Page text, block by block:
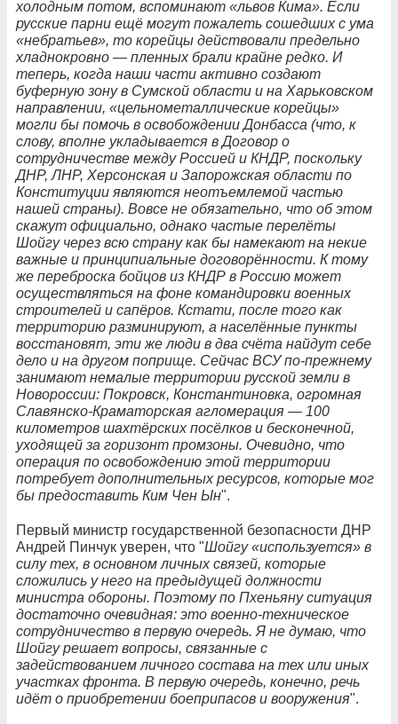
холодным потом, вспоминают «львов Кима». Если
русские парни ещё могут пожалеть сошедших с ума
«небратьев», то корейцы действовали предельно
хладнокровно — пленных брали крайне редко. И
теперь, когда наши части активно создают
буферную зону в Сумской области и на Харьковском
направлении, «цельнометаллические корейцы»
могли бы помочь в освобождении Донбасса (что, к
слову, вполне укладывается в Договор о
сотрудничестве между Россией и КНДР, поскольку
ДНР, ЛНР, Херсонская и Запорожская области по
Конституции являются неотъемлемой частью
нашей страны). Вовсе не обязательно, что об этом
скажут официально, однако частые перелёты
Шойгу через всю страну как бы намекают на некие
важные и принципиальные договорённости. К тому
же переброска бойцов из КНДР в Россию может
осуществляться на фоне командировки военных
строителей и сапёров. Кстати, после того как
территорию разминируют, а населённые пункты
восстановят, эти же люди в два счёта найдут себе
дело и на другом поприще. Сейчас ВСУ по-прежнему
занимают немалые территории русской земли в
Новороссии: Покровск, Константиновка, огромная
Славянско-Краматорская агломерация — 100
километров шахтёрских посёлков и бесконечной,
уходящей за горизонт промзоны. Очевидно, что
операция по освобождению этой территории
потребует дополнительных ресурсов, которые мог
бы предоставить Ким Чен Ын".
Первый министр государственной безопасности ДНР
Андрей Пинчук уверен, что "Шойгу «используется» в
силу тех, в основном личных связей, которые
сложились у него на предыдущей должности
министра обороны. Поэтому по Пхеньяну ситуация
достаточно очевидная: это военно-техническое
сотрудничество в первую очередь. Я не думаю, что
Шойгу решает вопросы, связанные с
задействованием личного состава на тех или иных
участках фронта. В первую очередь, конечно, речь
идёт о приобретении боеприпасов и вооружения".